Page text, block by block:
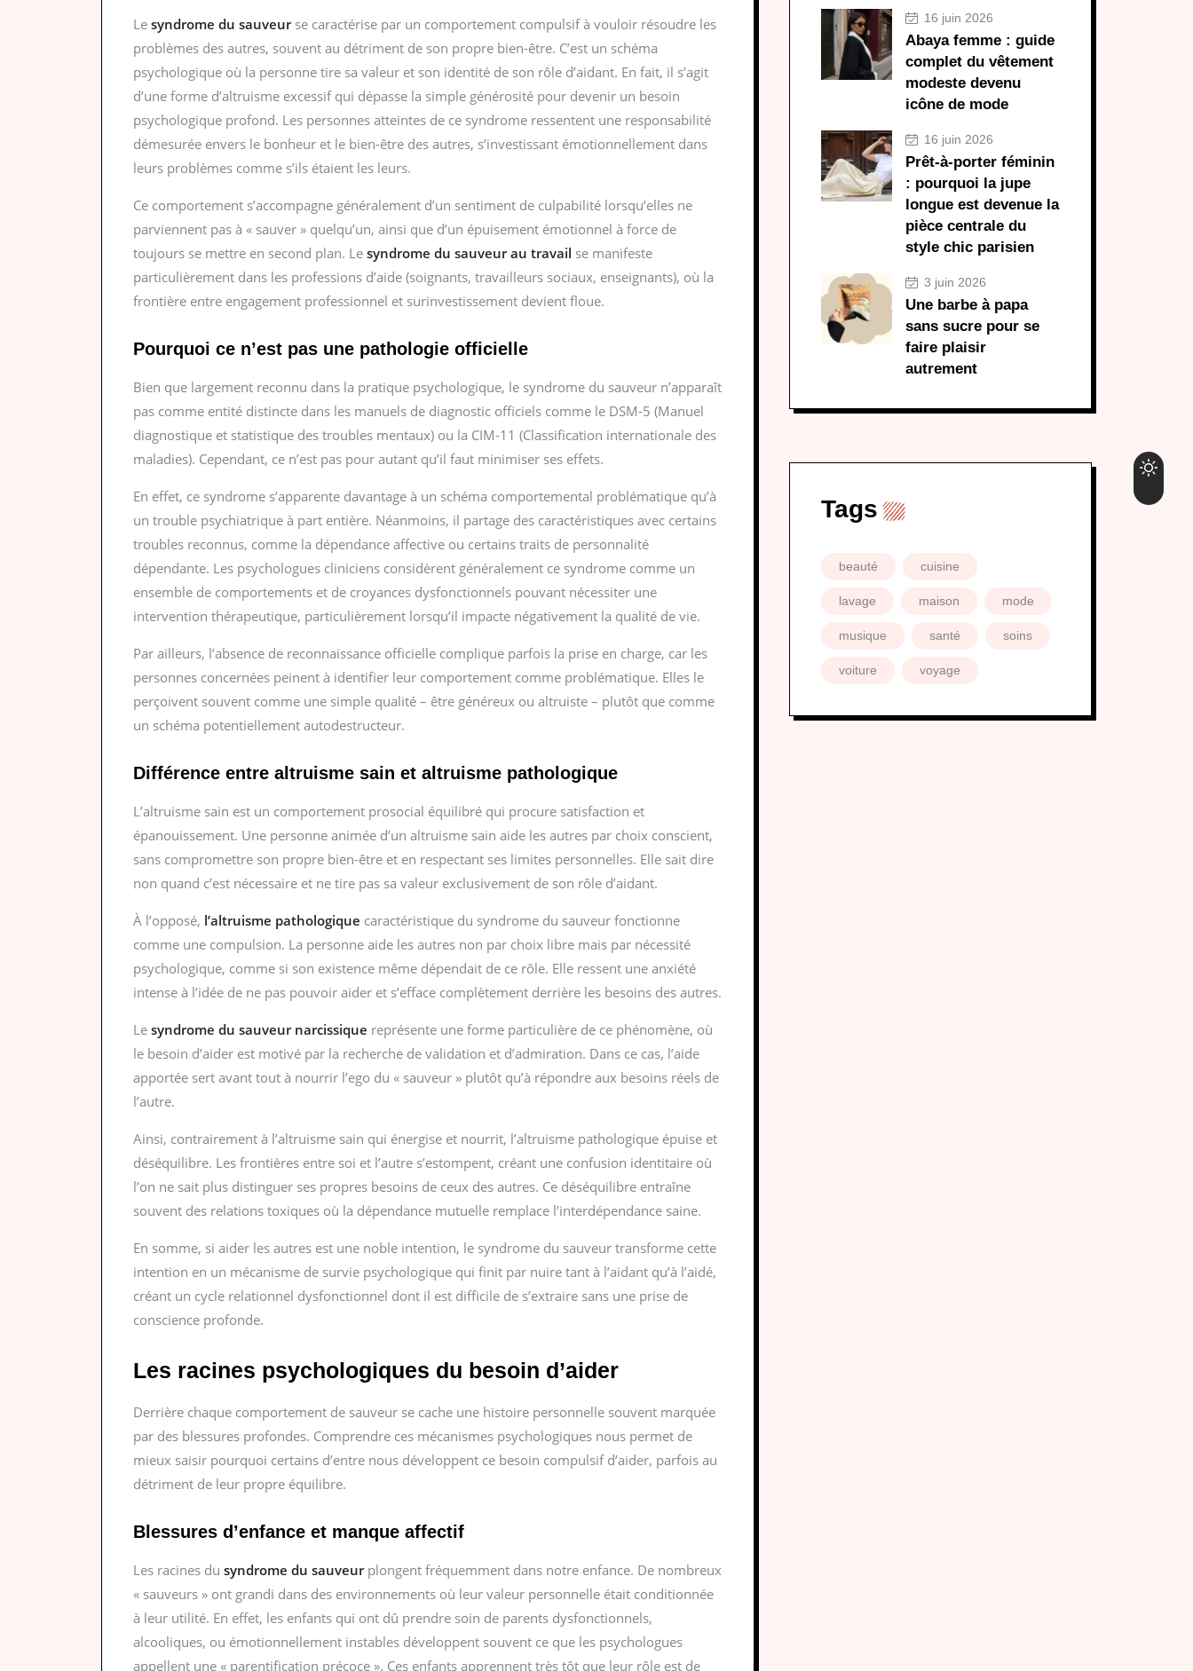
Le syndrome du sauveurse caractérise par un comportement compulsif à vouloir résoudre les
problèmes des autres, souvent au détriment de son propre bien-être. C’est un schéma
psychologique où la personne tire sa valeur et son identité de son rôle d’aidant. En fait, il s’agit
d’une forme d’altruisme excessif qui dépasse la simple générosité pour devenir un besoin
psychologique profond. Les personnes atteintes de ce syndrome ressentent une responsabilité
démesurée envers le bonheur et le bien-être des autres, s’investissant émotionnellement dans
leurs problèmes comme s’ils étaient les leurs.
Ce comportement s’accompagne généralement d’un sentiment de culpabilité lorsqu’elles ne
parviennent pas à « sauver » quelqu’un, ainsi que d’un épuisement émotionnel à force de
toujours se mettre en second plan. Le syndrome du sauveur au travail se manifeste
particulièrement dans les professions d’aide (soignants, travailleurs sociaux, enseignants), où la
frontière entre engagement professionnel et surinvestissement devient floue.
Pourquoi ce n’est pas une pathologie officielle
Bien que largement reconnu dans la pratique psychologique, le syndrome du sauveur n’apparaît
pas comme entité distincte dans les manuels de diagnostic officiels comme le DSM-5 (Manuel
diagnostique et statistique des troubles mentaux) ou la CIM-11 (Classification internationale des
maladies). Cependant, ce n’est pas pour autant qu’il faut minimiser ses effets.
En effet, ce syndrome s’apparente davantage à un schéma comportemental problématique qu’à
un trouble psychiatrique à part entière. Néanmoins, il partage des caractéristiques avec certains
troubles reconnus, comme la dépendance affective ou certains traits de personnalité
dépendante. Les psychologues cliniciens considèrent généralement ce syndrome comme un
ensemble de comportements et de croyances dysfonctionnels pouvant nécessiter une
intervention thérapeutique, particulièrement lorsqu’il impacte négativement la qualité de vie.
Par ailleurs, l’absence de reconnaissance officielle complique parfois la prise en charge, car les
personnes concernées peinent à identifier leur comportement comme problématique. Elles le
perçoivent souvent comme une simple qualité – être généreux ou altruiste – plutôt que comme
un schéma potentiellement autodestructeur.
Différence entre altruisme sain et altruisme pathologique
L’altruisme sain est un comportement prosocial équilibré qui procure satisfaction et
épanouissement. Une personne animée d’un altruisme sain aide les autres par choix conscient,
sans compromettre son propre bien-être et en respectant ses limites personnelles. Elle sait dire
non quand c’est nécessaire et ne tire pas sa valeur exclusivement de son rôle d’aidant.
À l’opposé, l’altruisme pathologique caractéristique du syndrome du sauveur fonctionne
comme une compulsion. La personne aide les autres non par choix libre mais par nécessité
psychologique, comme si son existence même dépendait de ce rôle. Elle ressent une anxiété
intense à l’idée de ne pas pouvoir aider et s’efface complètement derrière les besoins des autres.
Le syndrome du sauveur narcissique représente une forme particulière de ce phénomène, où
le besoin d’aider est motivé par la recherche de validation et d’admiration. Dans ce cas, l’aide
apportée sert avant tout à nourrir l’ego du « sauveur » plutôt qu’à répondre aux besoins réels de
l’autre.
Ainsi, contrairement à l’altruisme sain qui énergise et nourrit, l’altruisme pathologique épuise et
déséquilibre. Les frontières entre soi et l’autre s’estompent, créant une confusion identitaire où
l’on ne sait plus distinguer ses propres besoins de ceux des autres. Ce déséquilibre entraîne
souvent des relations toxiques où la dépendance mutuelle remplace l’interdépendance saine.
En somme, si aider les autres est une noble intention, le syndrome du sauveur transforme cette
intention en un mécanisme de survie psychologique qui finit par nuire tant à l’aidant qu’à l’aidé,
créant un cycle relationnel dysfonctionnel dont il est difficile de s’extraire sans une prise de
conscience profonde.
Les racines psychologiques du besoin d’aider
Derrière chaque comportement de sauveur se cache une histoire personnelle souvent marquée
par des blessures profondes. Comprendre ces mécanismes psychologiques nous permet de
mieux saisir pourquoi certains d’entre nous développent ce besoin compulsif d’aider, parfois au
détriment de leur propre équilibre.
Blessures d’enfance et manque affectif
Les racines du syndrome du sauveurplongent fréquemment dans notre enfance. De nombreux
« sauveurs » ont grandi dans des environnements où leur valeur personnelle était conditionnée
à leur utilité. En effet, les enfants qui ont dû prendre soin de parents dysfonctionnels,
alcooliques, ou émotionnellement instables développent souvent ce que les psychologues
appellent une « parentification précoce ». Ces enfants apprennent très tôt que leur rôle est de
16 juin 2026
Abaya femme : guide
complet du vêtement
modeste devenu
icône de mode
16 juin 2026
Prêt-à-porter féminin
: pourquoi la jupe
longue est devenue la
pièce centrale du
style chic parisien
3 juin 2026
Une barbe à papa
sans sucre pour se
faire plaisir
autrement
Tags
beauté cuisine
lavage maison mode
musique santé soins
voiture voyage